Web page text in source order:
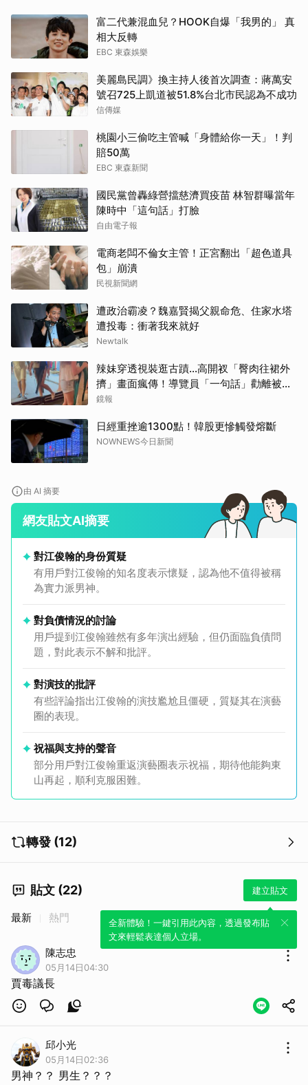
富二代兼混血兒？HOOK自爆「我男的」 真
相大反轉
EBC 東森娛樂
美麗島民調》換主持人後首次調查：蔣萬安
號召725上凱道被51.8%台北市民認為不成功
信傳媒
桃園小三偷吃主管喊「身體給你一天」！判
賠50萬
EBC 東森新聞
國民黨曾轟綠營擋慈濟買疫苗 林智群曝當年
陳時中「這句話」打臉
自由電子報
電商老闆不倫女主管！正宮翻出「超色道具
包」崩潰
民視新聞網
遭政治霸凌？魏嘉賢揭父親命危、住家水塔
遭投毒：衝著我來就好
Newtalk
辣妹穿透視裝逛古蹟…高開衩「臀肉往裙外
擠」畫面瘋傳！導覽員「一句話」勸離被狂
讚
鏡報
日經重挫逾1300點！韓股更慘觸發熔斷
NOWNEWS今日新聞
由 AI 摘要
網友貼文AI摘要
對江俊翰的身份質疑
有用戶對江俊翰的知名度表示懷疑，認為他不值得被稱
為實力派男神。
對負債情況的討論
用戶提到江俊翰雖然有多年演出經驗，但仍面臨負債問
題，對此表示不解和批評。
對演技的批評
有些評論指出江俊翰的演技尷尬且僵硬，質疑其在演藝
圈的表現。
祝福與支持的聲音
部分用戶對江俊翰重返演藝圈表示祝福，期待他能夠東
山再起，順利克服困難。
轉發 (12)
貼文 (22) 建立貼文
全新體驗！一鍵引用此內容，透過發布貼
文來輕鬆表達個人立場。
最新 熱門
陳志忠
05月14日04:30
賈毒議長
邱小光
05月14日02:36
男神？？ 男生？？？